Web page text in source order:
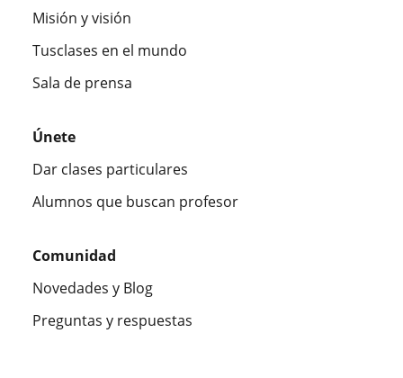
Misión y visión
Tusclases en el mundo
Sala de prensa
Únete
Dar clases particulares
Alumnos que buscan profesor
Comunidad
Novedades y Blog
Preguntas y respuestas